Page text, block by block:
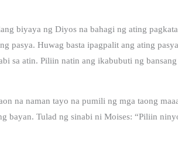
biyaya ng Diyos na bahagi ng ating
pasya. Huwag basta ipagpalit ang ating
sa atin. Piliin natin ang ikabubuti ng
na naman tayo na pumili ng mga taong
bayan. Tulad ng sinabi ni Moises: “Piliin